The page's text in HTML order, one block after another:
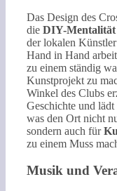
Das Design des
die DIY-Mentalität
der lokalen
Hand in Hand
zu einem ständig
Kunstprojekt zu
Winkel des Clubs
Geschichte und
was den Ort nicht
sondern auch für
zu einem Muss
Musik und